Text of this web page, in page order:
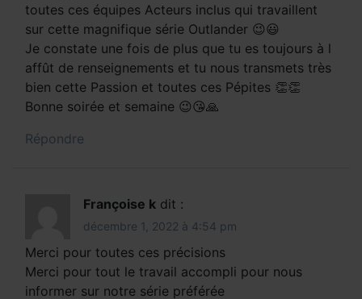
toutes ces équipes Acteurs inclus qui travaillent
sur cette magnifique série Outlander 😉😃
Je constate une fois de plus que tu es toujours à l
affût de renseignements et tu nous transmets très
bien cette Passion et toutes ces Pépites 👏👏
Bonne soirée et semaine 😉😘🙏
Répondre
Françoise k dit :
décembre 1, 2022 à 4:54 pm
Merci pour toutes ces précisions
Merci pour tout le travail accompli pour nous
informer sur notre série préférée